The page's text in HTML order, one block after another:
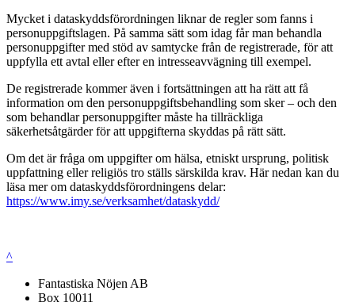
Mycket i dataskyddsförordningen liknar de regler som fanns i
personuppgiftslagen. På samma sätt som idag får man behandla
personuppgifter med stöd av samtycke från de registrerade, för att
uppfylla ett avtal eller efter en intresseavvägning till exempel.
De registrerade kommer även i fortsättningen att ha rätt att få
information om den personuppgiftsbehandling som sker – och den
som behandlar personuppgifter måste ha tillräckliga
säkerhetsåtgärder för att uppgifterna skyddas på rätt sätt.
Om det är fråga om uppgifter om hälsa, etniskt ursprung, politisk
uppfattning eller religiös tro ställs särskilda krav. Här nedan kan du
läsa mer om dataskyddsförordningens delar:
https://www.imy.se/verksamhet/dataskydd/
^
Fantastiska Nöjen AB
Box 10011